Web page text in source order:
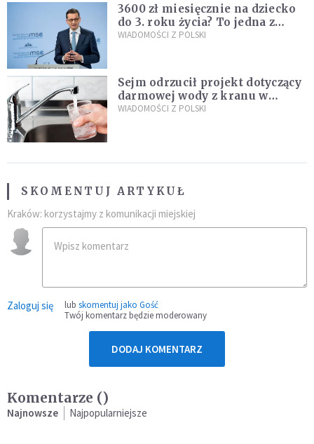
3600 zł miesięcznie na dziecko
do 3. roku życia? To jedna z
propozycji programu "Rozwój
WIADOMOŚCI Z POLSKI
Sejm odrzucił projekt dotyczący
darmowej wody z kranu w
restauracjach
WIADOMOŚCI Z POLSKI
SKOMENTUJ ARTYKUŁ
Kraków: korzystajmy z komunikacji miejskiej
Zaloguj się lub skomentuj jako Gość
Twój komentarz będzie moderowany
DODAJ KOMENTARZ
Komentarze ()
Najnowsze Najpopularniejsze